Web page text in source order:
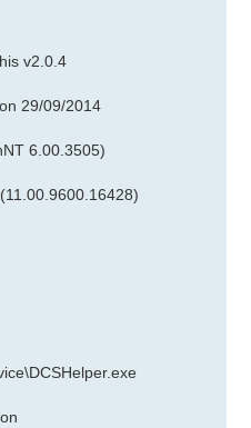
v2.0.4
29/09/2014
6.00.3505)